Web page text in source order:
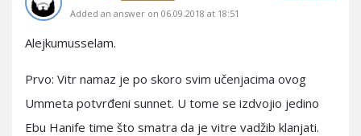
Added an answer on 06.09.2018 at 18:51
Alejkumusselam.
Prvo: Vitr namaz je po skoro svim učenjacima ovog
Ummeta potvrđeni sunnet. U tome se izdvojio jedino
Ebu Hanife time što smatra da je vitre vadžib klanjati.